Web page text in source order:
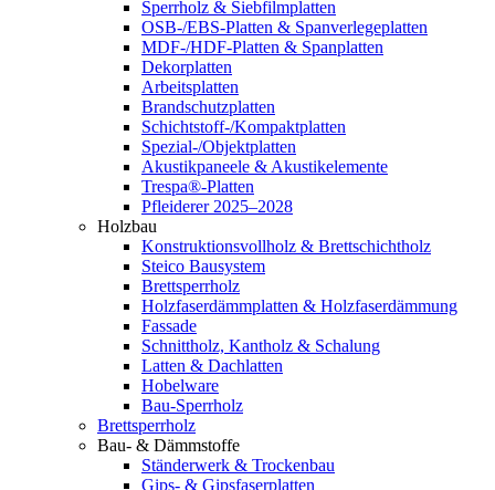
Sperrholz & Siebfilmplatten
OSB-/EBS-Platten & Spanverlegeplatten
MDF-/HDF-Platten & Spanplatten
Dekorplatten
Arbeitsplatten
Brandschutzplatten
Schichtstoff-/Kompaktplatten
Spezial-/Objektplatten
Akustikpaneele & Akustikelemente
Trespa®-Platten
Pfleiderer 2025–2028
Holzbau
Konstruktionsvollholz & Brettschichtholz
Steico Bausystem
Brettsperrholz
Holzfaserdämmplatten & Holzfaserdämmung
Fassade
Schnittholz, Kantholz & Schalung
Latten & Dachlatten
Hobelware
Bau-Sperrholz
Brettsperrholz
Bau- & Dämmstoffe
Ständerwerk & Trockenbau
Gips- & Gipsfaserplatten